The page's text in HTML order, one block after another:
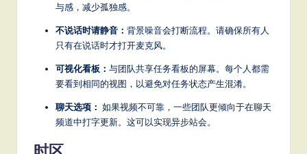
与感，减少孤独感。
不说话时请静音： 背景噪音会打断流程。请确保所有人
只有在说话时才打开麦克风。
可视化看板： 与团队共享任务看板的屏幕。每个人都需
要看到相同的视图，以避免对任务状态产生混淆。
聊天选项： 如果视频不可靠，一些团队更倾向于在聊天
频道中打字更新。这可以实现异步站会。